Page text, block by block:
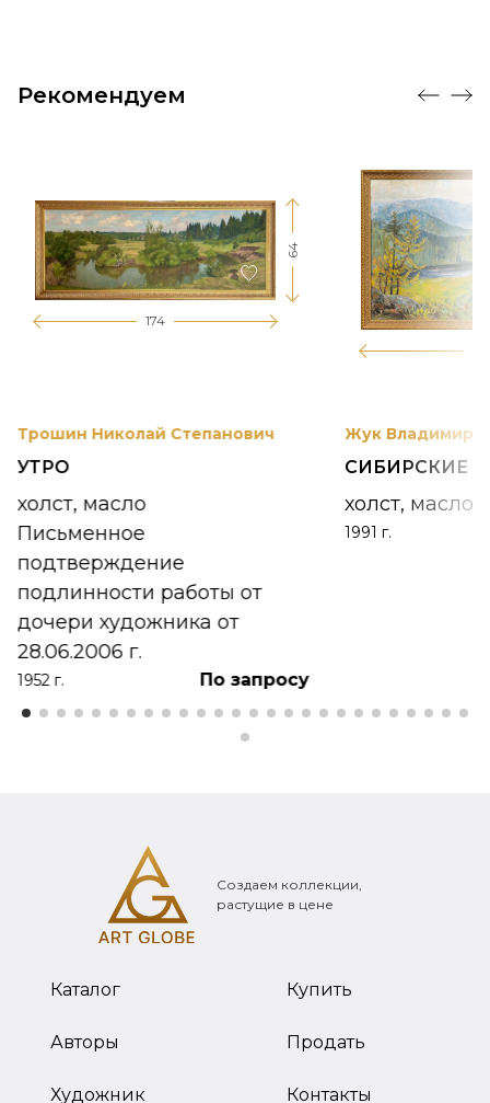
Рекомендуем
174
64
Трошин Николай Степанович
УТРО
холст, масло
Письменное
подтверждение
подлинности работы от
дочери художника от
28.06.2006 г.
1952 г. По запросу
Жук Владимир
СИБИРСКИЕ
холст, масло
1991 г.
Создаем коллекции,
растущие в цене
Каталог
Авторы
Художник
Купить
Продать
Контакты